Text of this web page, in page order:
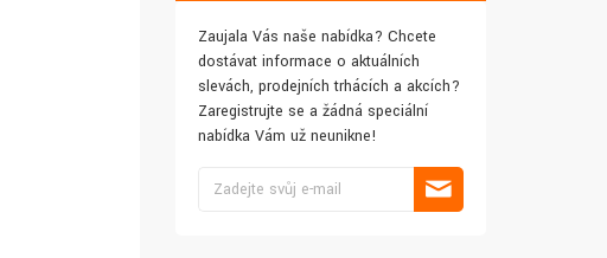
Zaujala Vás naše nabídka? Chcete
dostávat informace o aktuálních
slevách, prodejních trhácích a akcích?
Zaregistrujte se a žádná speciální
nabídka Vám už neunikne!